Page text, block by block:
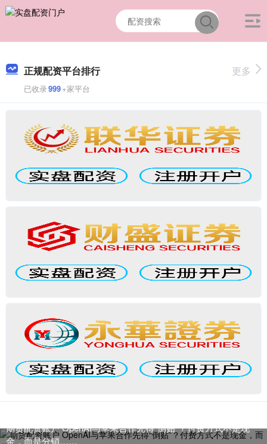
正规配资平台排行
已收录999+家平台
更多
期货配资账户 OpenAI与苹果合作先得“倒贴”？付费方式不是现
金，而是分销……